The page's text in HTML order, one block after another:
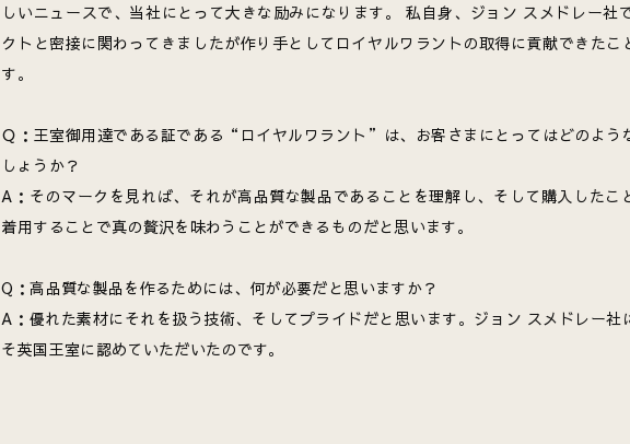
しいニュースで、当社にとって大きな励みになります。 私自身、ジョン スメドレー社
クトと密接に関わってきましたが作り手としてロイヤルワラントの取得に貢献できたこ
す。
Ｑ：王室御用達である証である“ロイヤルワラント”は、お客さまにとってはどのよう
しょうか？
A：そのマークを見れば、それが高品質な製品であることを理解し、そして購入したこ
着用することで真の贅沢を味わうことができるものだと思います。
Q：高品質な製品を作るためには、何が必要だと思いますか？
A：優れた素材にそれを扱う技術、そしてプライドだと思います。ジョン スメドレー社
そ英国王室に認めていただいたのです。